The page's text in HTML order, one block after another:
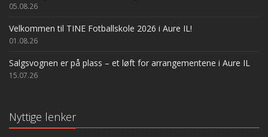
05.08.26
Velkommen til TINE Fotballskole 2026 i Aure IL!
01.08.26
Salgsvognen er på plass – et løft for arrangementene i Aure IL
15.07.26
Nyttige lenker